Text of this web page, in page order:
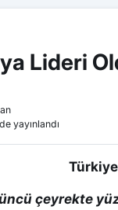
Lideri
yayınlandı
çeyrekte